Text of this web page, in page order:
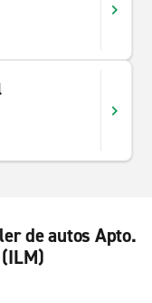
de autos Apto.